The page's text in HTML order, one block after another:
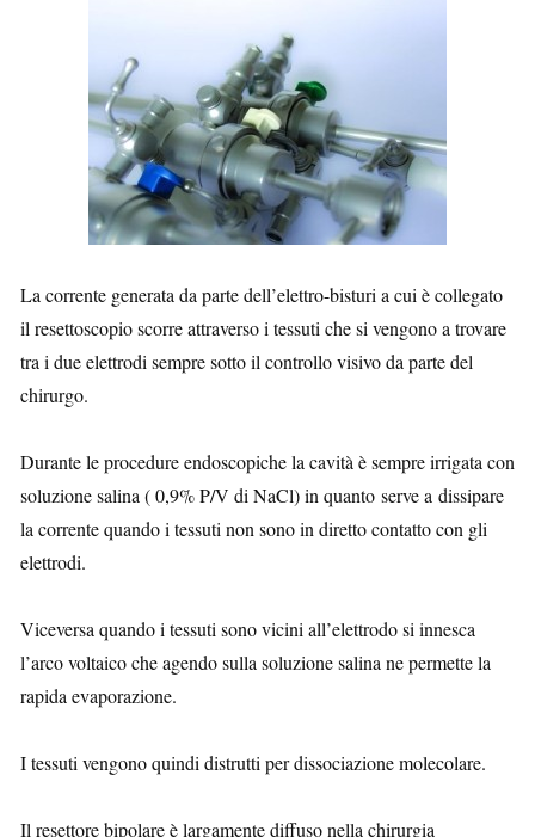
La corrente generata da parte dell’elettro-bisturi a cui è collegato
il resettoscopio scorre attraverso i tessuti che si vengono a trovare
tra i due elettrodi sempre sotto il controllo visivo da parte del
chirurgo.
Durante le procedure endoscopiche la cavità è sempre irrigata con
soluzione salina ( 0,9% P/V di NaCl) in quanto serve a dissipare
la corrente quando i tessuti non sono in diretto contatto con gli
elettrodi.
Viceversa quando i tessuti sono vicini all’elettrodo si innesca
l’arco voltaico che agendo sulla soluzione salina ne permette la
rapida evaporazione.
I tessuti vengono quindi distrutti per dissociazione molecolare.
Il resettore bipolare è largamente diffuso nella chirurgia